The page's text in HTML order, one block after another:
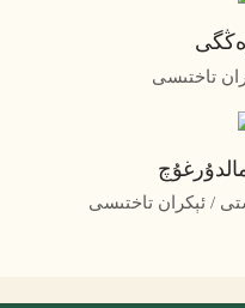
تاختىسى
/ ئېكران تاختىسى